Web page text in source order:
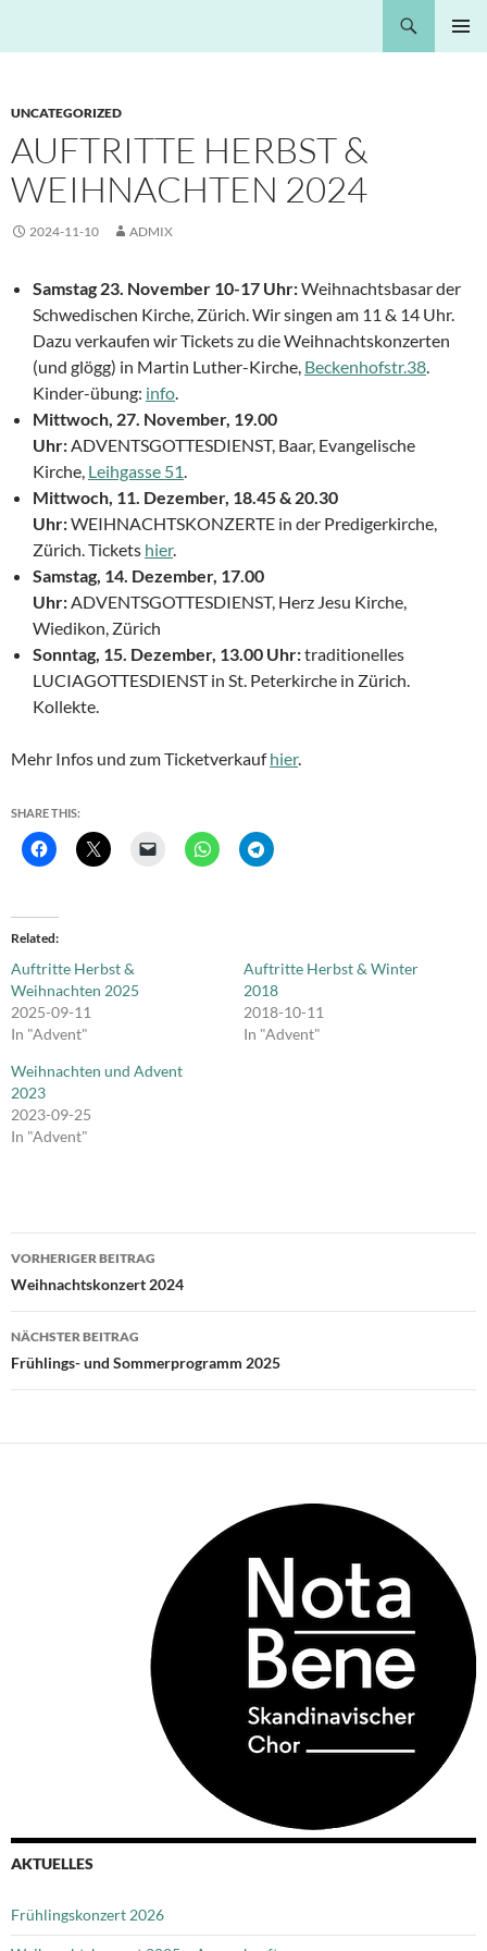
UNCATEGORIZED
AUFTRITTE HERBST &
WEIHNACHTEN 2024
2024-11-10 ADMIX
Samstag 23. November 10-17 Uhr:Weihnachtsbasar der
Schwedischen Kirche, Zürich. Wir singen am 11 & 14 Uhr.
Dazu verkaufen wir Tickets zu die Weihnachtskonzerten
(und glögg) in Martin Luther-Kirche, Beckenhofstr.38.
Kinder-übung: info.
Mittwoch, 27. November, 19.00
Uhr:ADVENTSGOTTESDIENST, Baar, Evangelische
Kirche, Leihgasse 51.
Mittwoch, 11. Dezember, 18.45 & 20.30
Uhr:WEIHNACHTSKONZERTE in der Predigerkirche,
Zürich. Tickets hier.
Samstag, 14. Dezember, 17.00
Uhr:ADVENTSGOTTESDIENST, Herz Jesu Kirche,
Wiedikon, Zürich
Sonntag, 15. Dezember, 13.00 Uhr:traditionelles
LUCIAGOTTESDIENST in St. Peterkirche in Zürich.
Kollekte.
Mehr Infos und zum Ticketverkaufhier.
SHARE THIS:
Related
Auftritte Herbst &
Weihnachten 2025
2025-09-11
In "Advent"
Auftritte Herbst & Winter
2018
2018-10-11
In "Advent"
Weihnachten und Advent
2023
2023-09-25
In "Advent"
Beitrags-
Navigation
VORHERIGER BEITRAG
Weihnachtskonzert 2024
NÄCHSTER BEITRAG
Frühlings- und Sommerprogramm 2025
AKTUELLES
Frühlingskonzert 2026